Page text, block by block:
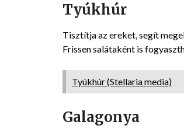
Tyúkhúr
Tisztítja az ereket, segít
Frissen salátaként is
Tyúkhúr (Stellaria media)
Galagonya